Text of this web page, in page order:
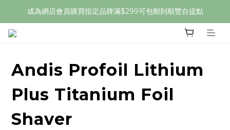
成為網店會員購買指定品牌滿$299可包郵到順豐自提點
Andis Profoil Lithium
Plus Titanium Foil
Shaver